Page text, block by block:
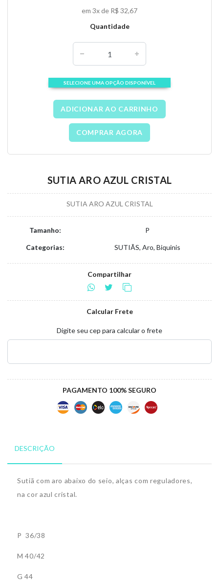
em 3x de R$ 32,67
Quantidade
SELECIONE UMA OPÇÃO DISPONÍVEL
ADICIONAR AO CARRINHO
COMPRAR AGORA
SUTIA ARO AZUL CRISTAL
SUTIA ARO AZUL CRISTAL
Tamanho: P
Categorias: SUTIÃS, Aro, Biquinis
Compartilhar
Calcular Frete
Digite seu cep para calcular o frete
PAGAMENTO 100% SEGURO
DESCRIÇÃO
Sutiã com aro abaixo do seio, alças com reguladores,
na cor azul cristal.
P 36/38
M 40/42
G 44